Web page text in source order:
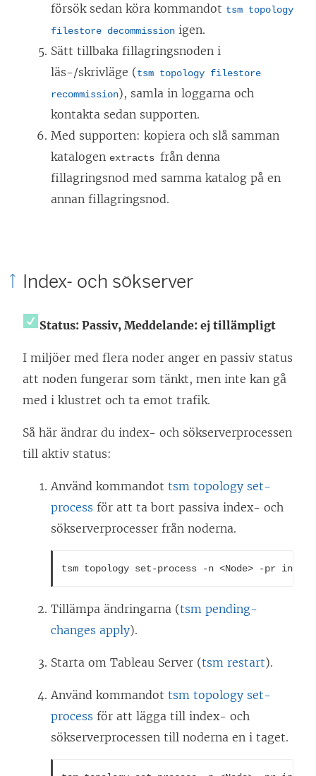
försök sedan köra kommandot tsm topology
filestore decommission igen.
Sätt tillbaka fillagringsnoden i
läs-/skrivläge (tsm topology filestore
recommission), samla in loggarna och
kontakta sedan supporten.
Med supporten: kopiera och slå samman
katalogen extracts från denna
fillagringsnod med samma katalog på en
annan fillagringsnod.
Index- och sökserver
Status: Passiv, Meddelande: ej tillämpligt
I miljöer med flera noder anger en passiv status
att noden fungerar som tänkt, men inte kan gå
med i klustret och ta emot trafik.
Så här ändrar du index- och sökserverprocessen
till aktiv status:
Använd kommandot tsm topology set-
process för att ta bort passiva index- och
sökserverprocesser från noderna.
tsm topology set-process -n <Node> -pr
Tillämpa ändringarna (tsm pending-
changes apply).
Starta om Tableau Server (tsm restart).
Använd kommandot tsm topology set-
process för att lägga till index- och
sökserverprocessen till noderna en i taget.